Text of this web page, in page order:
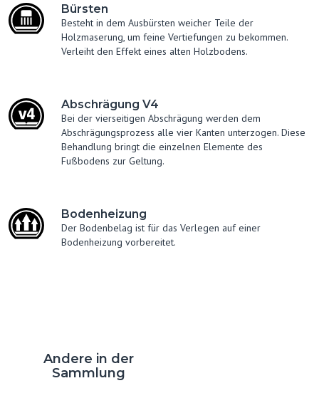
Bürsten
Besteht in dem Ausbürsten weicher Teile der
Holzmaserung, um feine Vertiefungen zu bekommen.
Verleiht den Effekt eines alten Holzbodens.
Abschrägung V4
Bei der vierseitigen Abschrägung werden dem
Abschrägungsprozess alle vier Kanten unterzogen. Diese
Behandlung bringt die einzelnen Elemente des
Fußbodens zur Geltung.
Bodenheizung
Der Bodenbelag ist für das Verlegen auf einer
Bodenheizung vorbereitet.
Andere in der
Sammlung